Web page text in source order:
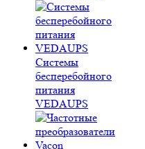
Системы
бесперебойного
питания
VEDAUPS